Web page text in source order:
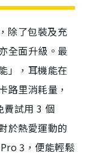
除了包裝及充
全面升級。最
」，耳機能在
路里消耗量，
試用 3 個
於熱愛運動的
3，便能輕鬆